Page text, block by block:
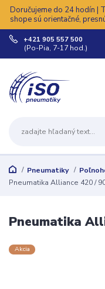
Doručujeme do 24 hodín |
shope sú orientačné,
+421 905 557 500
(Po-Pia, 7-17 hod.)
Pneumatiky
Pneumatika Alliance 420 /
Pneumatika
Akcia